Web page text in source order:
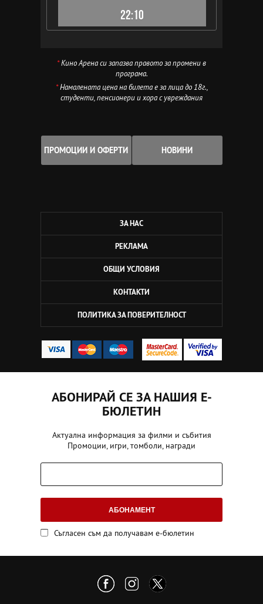
22:10
*Кино Арена си запазва правото за промени в
програма.
*Намалената цена на билета е за лица до 18г.,
студенти, пенсионери и хора с увреждания
ПРОМОЦИИ И ОФЕРТИ НОВИНИ
ЗА НАС
РЕКЛАМА
ОБЩИ УСЛОВИЯ
КОНТАКТИ
ПОЛИТИКА ЗА ПОВЕРИТЕЛНОСТ
АБОНИРАЙ СЕ ЗА НАШИЯ Е-
БЮЛЕТИН
Актуална информация за филми и събития
Промоции, игри, томболи, награди
АБОНАМЕНТ
Съгласен съм да получавам е-бюлетин